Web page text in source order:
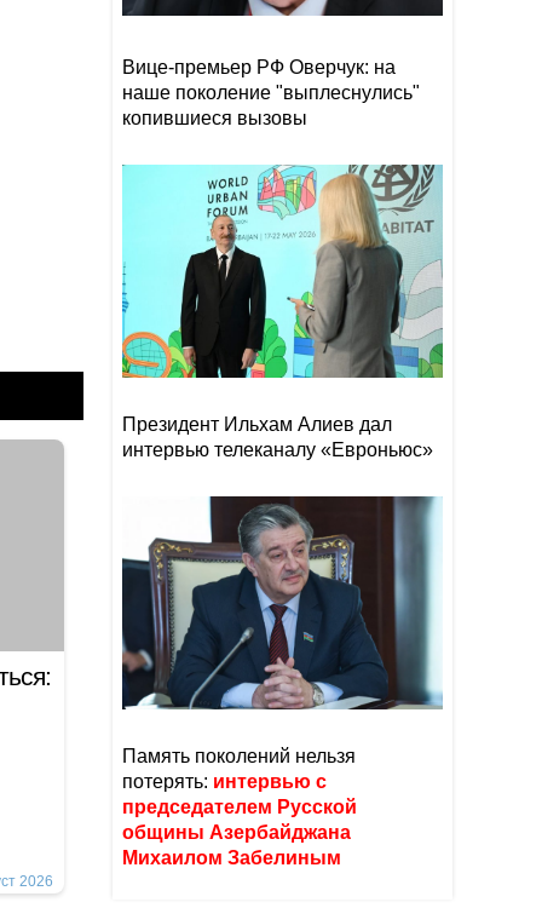
2026
«Моссадом» задержаны
более 20 человек
действия между РФ и
Украиной нужно прекратить
в кратчайшие сроки
Вице-премьер РФ Оверчук: на
наше поколение "выплеснулись"
копившиеся вызовы
Президент Ильхам Алиев дал
интервью телеканалу «Евроньюс»
Память поколений нельзя
потерять: интервью с
председателем Русской
общины Азербайджана
Михаилом Забелиным